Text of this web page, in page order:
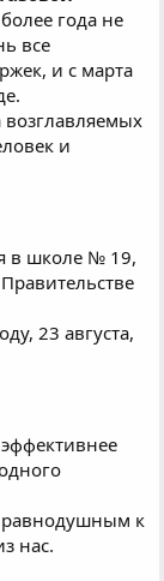
года не
все
и с марта
возглавляемых
и
в школе № 19,
23 августа,
равнодушным к
нас.